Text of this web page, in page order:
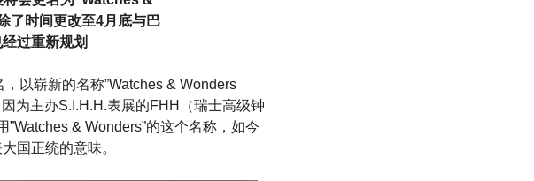
了时间更改至4月底与巴
过重新规划
以崭新的名称”Watches & Wonders
为主办S.I.H.H.表展的FHH（瑞士高级钟
& Wonders”的这个名称，如今
国正统的意味。